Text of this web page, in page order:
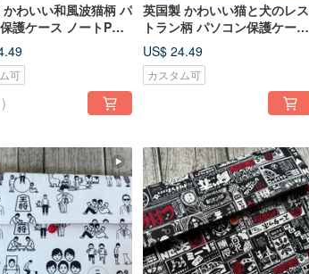
わいい和風波猫柄 パ
護ケース ノートPC
グ オーダーメイドサ
可
英国製 かわいい猫と犬のレス
トラン柄 パソコン保護ケース
ノートPCバッグ カスタムサ
イズ
US$ 24.49
カスタム可